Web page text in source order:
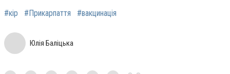
#кір #Прикарпаття #вакцинація
Юлія Баліцька